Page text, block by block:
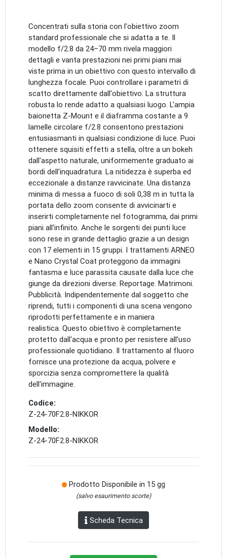
Concentrati sulla storia con l'obiettivo zoom
standard professionale che si adatta a te. Il
modello f/2.8 da 24–70 mm rivela maggiori
dettagli e vanta prestazioni nei primi piani mai
viste prima in un obiettivo con questo intervallo di
lunghezza focale. Puoi controllare i parametri di
scatto direttamente dall'obiettivo. La struttura
robusta lo rende adatto a qualsiasi luogo. L'ampia
baionetta Z-Mount e il diaframma costante a 9
lamelle circolare f/2.8 consentono prestazioni
entusiasmanti in qualsiasi condizione di luce. Puoi
ottenere squisiti effetti a stella, oltre a un bokeh
dall'aspetto naturale, uniformemente graduato ai
bordi dell'inquadratura. La nitidezza è superba ed
eccezionale a distanze ravvicinate. Una distanza
minima di messa a fuoco di soli 0,38 m in tutta la
portata dello zoom consente di avvicinarti e
inserirti completamente nel fotogramma, dai primi
piani all'infinito. Anche le sorgenti dei punti luce
sono rese in grande dettaglio grazie a un design
con 17 elementi in 15 gruppi. I trattamenti ARNEO
e Nano Crystal Coat proteggono da immagini
fantasma e luce parassita causate dalla luce che
giunge da direzioni diverse. Reportage. Matrimoni.
Pubblicità. Indipendentemente dal soggetto che
riprendi, tutti i componenti di una scena vengono
riprodotti perfettamente e in maniera
realistica. Questo obiettivo è completamente
protetto dall'acqua e pronto per resistere all'uso
professionale quotidiano. Il trattamento al fluoro
fornisce una protezione da acqua, polvere e
sporcizia senza compromettere la qualità
dell'immagine.
Codice:
Z-24-70F2.8-NIKKOR
Modello:
Z-24-70F2.8-NIKKOR
Prodotto Disponibile in 15 gg
(salvo esaurimento scorte)
Scheda Tecnica